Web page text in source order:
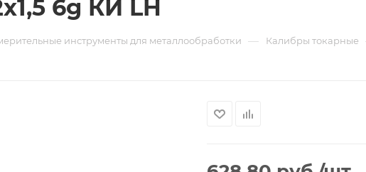
6g КИ LH
инструменты для металлообработки — Калибры токарные